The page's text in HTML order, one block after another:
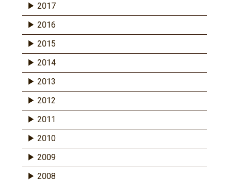
2017
2016
2015
2014
2013
2012
2011
2010
2009
2008